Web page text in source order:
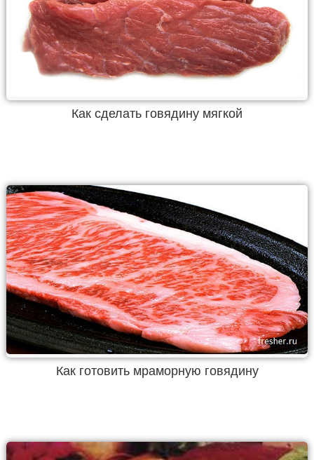
Как сделать говядину мягкой
Как готовить мраморную говядину